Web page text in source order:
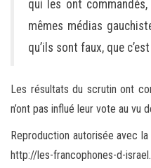
qui les ont
mêmes médias
qu’ils sont faux, que
Les résultats du scrutin ont
n’ont pas influé leur vote au vu
Reproduction autorisée avec
http://les-francophones-d-